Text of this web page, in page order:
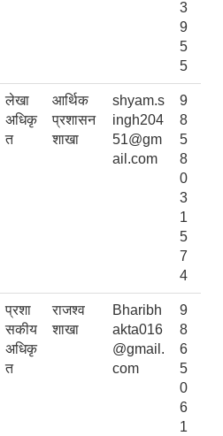
3
9
5
5
लेखा
अधिकृ
त
आर्थिक
प्रशासन
शाखा
shyam.s
ingh204
51@gm
ail.com
9
8
5
8
0
3
1
5
7
4
प्रशा
सकीय
अधिकृ
त
राजश्व
शाखा
Bharibh
akta016
@gmail.
com
9
8
6
5
0
6
1